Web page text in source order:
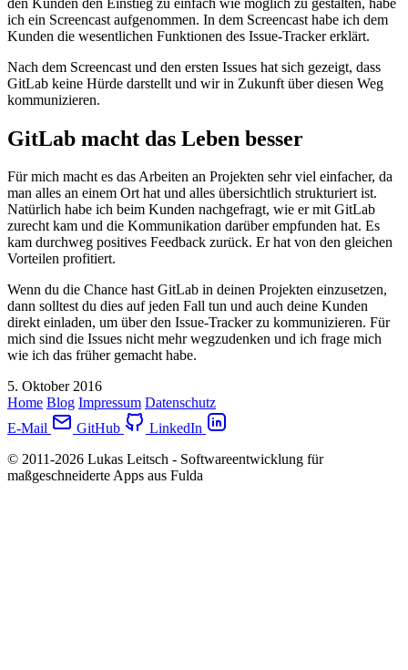
ich ein Screencast aufgenommen. In dem Screencast habe ich dem
Kunden die wesentlichen Funktionen des Issue-Tracker erklärt.
Nach dem Screencast und den ersten Issues hat sich gezeigt, dass
GitLab keine Hürde darstellt und wir in Zukunft über diesen Weg
kommunizieren.
GitLab macht das Leben besser
Für mich macht es das Arbeiten an Projekten sehr viel einfacher, da
man alles an einem Ort hat und alles übersichtlich strukturiert ist.
Natürlich habe ich beim Kunden nachgefragt, wie er mit GitLab
zurecht kam und die Kommunikation darüber empfunden hat. Es
kam durchweg positives Feedback zurück. Er hat von den gleichen
Vorteilen profitiert.
Wenn du die Chance hast GitLab in deinen Projekten einzusetzen,
dann solltest du dies auf jeden Fall tun und auch deine Kunden
direkt einladen, um über den Issue-Tracker zu kommunizieren. Für
mich sind die Issues nicht mehr wegzudenken und ich frage mich
wie ich das früher gemacht habe.
5. Oktober 2016
Home Blog Impressum Datenschutz
E-Mail
GitHub
LinkedIn
© 2011-2026 Lukas Leitsch - Softwareentwicklung für
maßgeschneiderte Apps aus Fulda